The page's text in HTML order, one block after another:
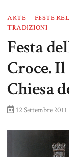
ARTE FESTE
TRADIZIONI
Festa
Croce.
Chiesa
12 Settembre 2011